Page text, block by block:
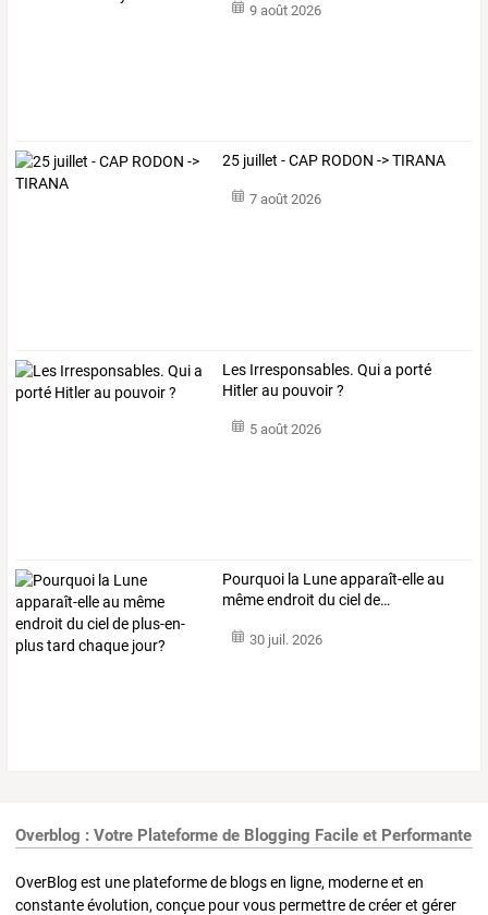
9 août 2026
25 juillet - CAP RODON -> TIRANA
7 août 2026
Les Irresponsables. Qui a porté
Hitler au pouvoir ?
5 août 2026
Pourquoi la Luneapparaît-elleau
mêmeendroit du ciel de…
30 juil. 2026
Overblog : Votre Plateforme de Blogging Facile et Performante
OverBlog est une plateforme de blogs en ligne, moderne et en
constante évolution, conçue pour vous permettre de créer et gérer